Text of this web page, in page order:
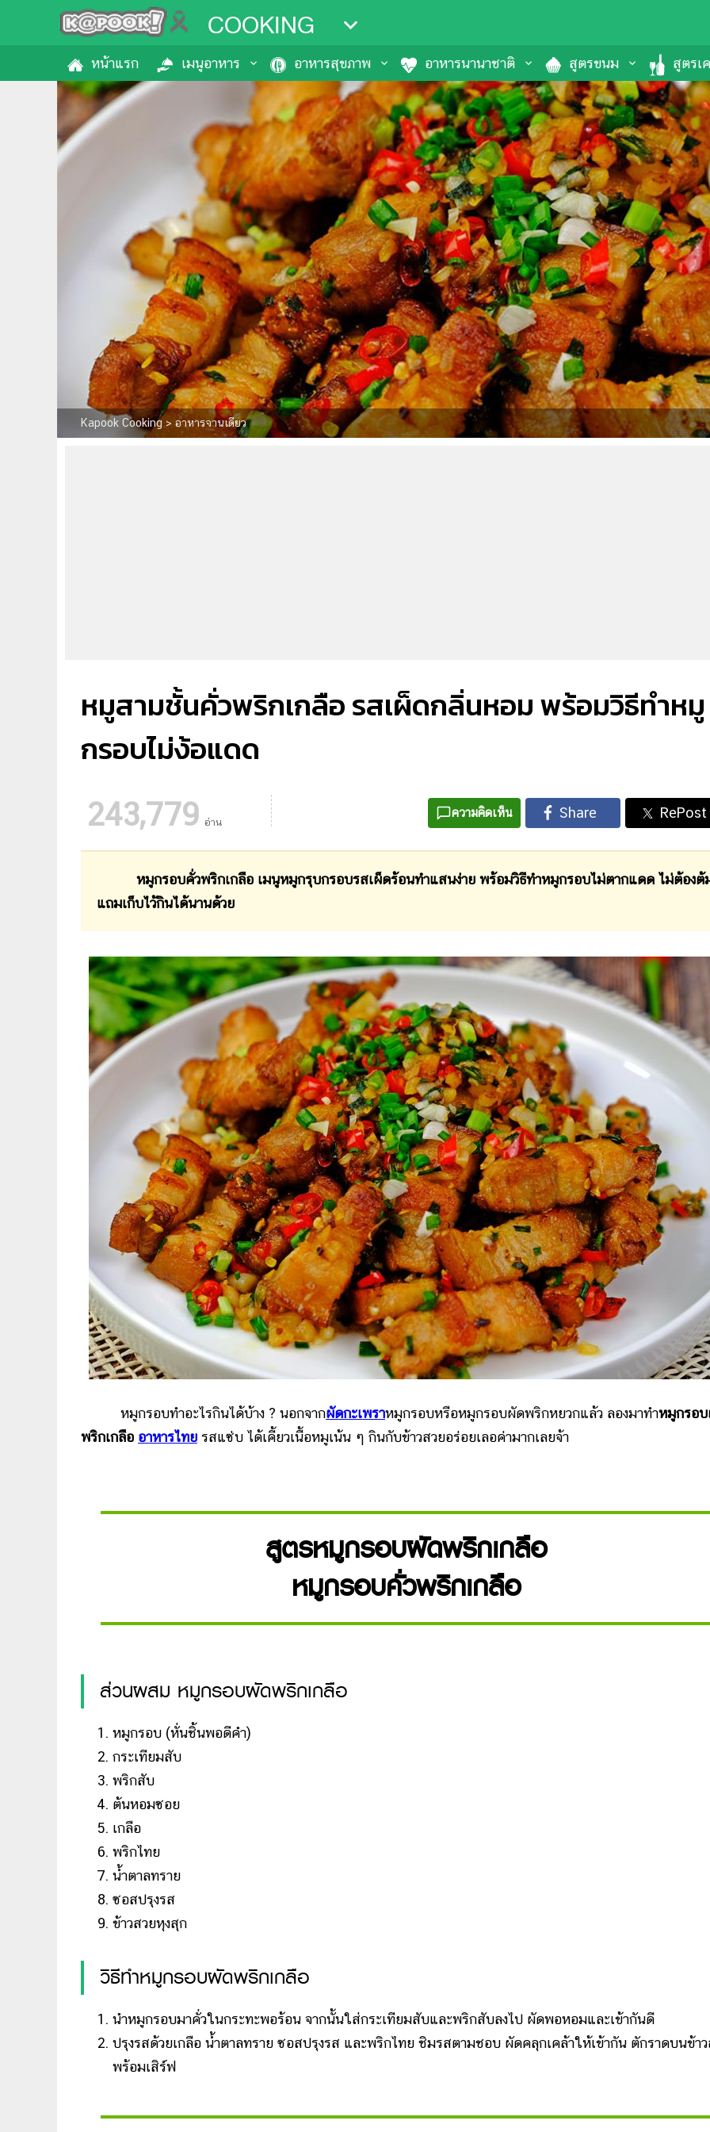
COOKING
หน้าแรก เมนูอาหาร อาหารสุขภาพ อาหารนานาชาติ สูตรขนม สูตรเ
Kapook Cooking > อาหารจานเดียว
หมูสามชั้นคั่วพริกเกลือ รสเผ็ดกลิ่นหอม พร้อมวิธีทำหมู
กรอบไม่ง้อแดด
243,779 อ่าน
ความคิดเห็น
หมูกรอบคั่วพริกเกลือ เมนูหมูกรุบกรอบรสเผ็ดร้อนทำแสนง่าย พร้อมวิธีทำหมูกรอบไม่ตากแดด ไม่ต้องต้
แถมเก็บไว้กินได้นานด้วย
หมูกรอบทำอะไรกินได้บ้าง ? นอกจากผัดกะเพราหมูกรอบหรือหมูกรอบผัดพริกหยวกแล้ว ลองมาทำหมูกรอ
พริกเกลือ อาหารไทย รสแซ่บ ได้เคี้ยวเนื้อหมูเน้น ๆ กินกับข้าวสวยอร่อยเลอค่ามากเลยจ้า
สูตรหมูกรอบผัดพริกเกลือ
หมูกรอบคั่วพริกเกลือ
ส่วนผสม หมูกรอบผัดพริกเกลือ
หมูกรอบ (หั่นชิ้นพอดีคำ)
กระเทียมสับ
พริกสับ
ต้นหอมซอย
เกลือ
พริกไทย
น้ำตาลทราย
ซอสปรุงรส
ข้าวสวยหุงสุก
วิธีทำหมูกรอบผัดพริกเกลือ
นำหมูกรอบมาคั่วในกระทะพอร้อน จากนั้นใส่กระเทียมสับและพริกสับลงไป ผัดพอหอมและเข้ากันดี
ปรุงรสด้วยเกลือ น้ำตาลทราย ซอสปรุงรส และพริกไทย ชิมรสตามชอบ ผัดคลุกเคล้าให้เข้ากัน ตักราดบนข้า
พร้อมเสิร์ฟ